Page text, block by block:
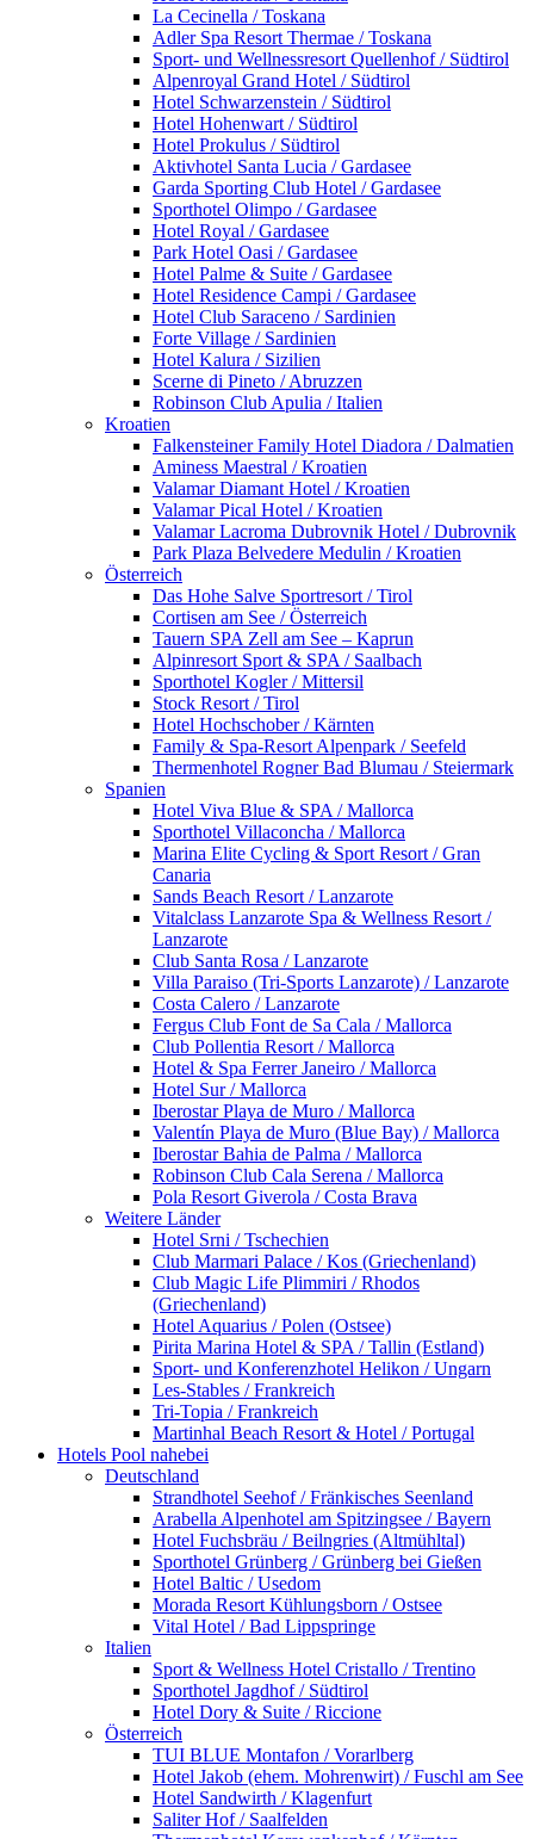
La Cecinella / Toskana
Adler Spa Resort Thermae / Toskana
Sport- und Wellnessresort Quellenhof / Südtirol
Alpenroyal Grand Hotel / Südtirol
Hotel Schwarzenstein / Südtirol
Hotel Hohenwart / Südtirol
Hotel Prokulus / Südtirol
Aktivhotel Santa Lucia / Gardasee
Garda Sporting Club Hotel / Gardasee
Sporthotel Olimpo / Gardasee
Hotel Royal / Gardasee
Park Hotel Oasi / Gardasee
Hotel Palme & Suite / Gardasee
Hotel Residence Campi / Gardasee
Hotel Club Saraceno / Sardinien
Forte Village / Sardinien
Hotel Kalura / Sizilien
Scerne di Pineto / Abruzzen
Robinson Club Apulia / Italien
Kroatien
Falkensteiner Family Hotel Diadora / Dalmatien
Aminess Maestral / Kroatien
Valamar Diamant Hotel / Kroatien
Valamar Pical Hotel / Kroatien
Valamar Lacroma Dubrovnik Hotel / Dubrovnik
Park Plaza Belvedere Medulin / Kroatien
Österreich
Das Hohe Salve Sportresort / Tirol
Cortisen am See / Österreich
Tauern SPA Zell am See – Kaprun
Alpinresort Sport & SPA / Saalbach
Sporthotel Kogler / Mittersil
Stock Resort / Tirol
Hotel Hochschober / Kärnten
Family & Spa-Resort Alpenpark / Seefeld
Thermenhotel Rogner Bad Blumau / Steiermark
Spanien
Hotel Viva Blue & SPA / Mallorca
Sporthotel Villaconcha / Mallorca
Marina Elite Cycling & Sport Resort / Gran
Canaria
Sands Beach Resort / Lanzarote
Vitalclass Lanzarote Spa & Wellness Resort /
Lanzarote
Club Santa Rosa / Lanzarote
Villa Paraiso (Tri-Sports Lanzarote) / Lanzarote
Costa Calero / Lanzarote
Fergus Club Font de Sa Cala / Mallorca
Club Pollentia Resort / Mallorca
Hotel & Spa Ferrer Janeiro / Mallorca
Hotel Sur / Mallorca
Iberostar Playa de Muro / Mallorca
Valentín Playa de Muro (Blue Bay) / Mallorca
Iberostar Bahia de Palma / Mallorca
Robinson Club Cala Serena / Mallorca
Pola Resort Giverola / Costa Brava
Weitere Länder
Hotel Srni / Tschechien
Club Marmari Palace / Kos (Griechenland)
Club Magic Life Plimmiri / Rhodos
(Griechenland)
Hotel Aquarius / Polen (Ostsee)
Pirita Marina Hotel & SPA / Tallin (Estland)
Sport- und Konferenzhotel Helikon / Ungarn
Les-Stables / Frankreich
Tri-Topia / Frankreich
Martinhal Beach Resort & Hotel / Portugal
Hotels Pool nahebei
Deutschland
Strandhotel Seehof / Fränkisches Seenland
Arabella Alpenhotel am Spitzingsee / Bayern
Hotel Fuchsbräu / Beilngries (Altmühltal)
Sporthotel Grünberg / Grünberg bei Gießen
Hotel Baltic / Usedom
Morada Resort Kühlungsborn / Ostsee
Vital Hotel / Bad Lippspringe
Italien
Sport & Wellness Hotel Cristallo / Trentino
Sporthotel Jagdhof / Südtirol
Hotel Dory & Suite / Riccione
Österreich
TUI BLUE Montafon / Vorarlberg
Hotel Jakob (ehem. Mohrenwirt) / Fuschl am See
Hotel Sandwirth / Klagenfurt
Saliter Hof / Saalfelden